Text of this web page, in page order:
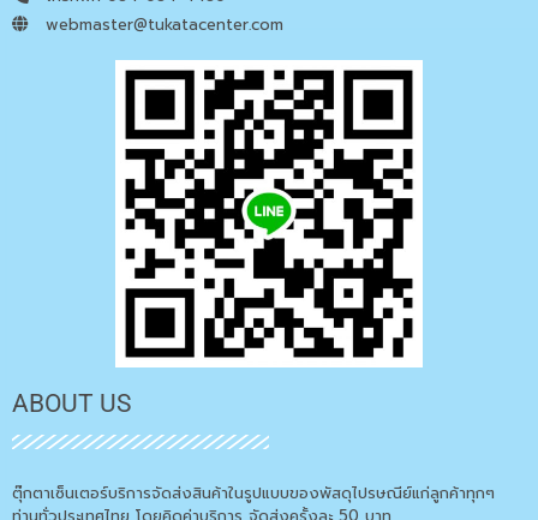
webmaster@tukatacenter.com
ABOUT US
ตุ๊กตาเซ็นเตอร์บริการจัดส่งสินค้าในรูปแบบของพัสดุไปรษณีย์แก่ลูกค้าทุกๆ